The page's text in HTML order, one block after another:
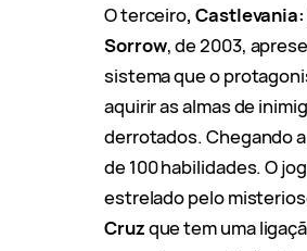
O terceiro,
Sorrow, de 2003,
sistema que o
aquirir as almas de
derrotados. Chegando
de 100 habilidades. O
estrelado pelo
Cruzque tem uma